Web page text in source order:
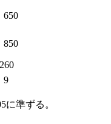
650
850
9
準ずる。